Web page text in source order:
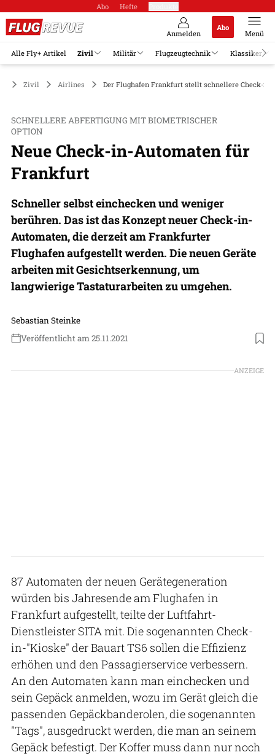
Abo Hefte
Anmelden
Abo
Menü
Alle Fly+ Artikel Zivil Militär Flugzeugtechnik Klassiker
Zivil Airlines Der Flughafen Frankfurt stellt schnellere Check-in-
SCHNELLERE ABFERTIGUNG MIT BIOMETRISCHER
OPTION
Neue Check-in-Automaten für
Frankfurt
Schneller selbst einchecken und weniger
berühren. Das ist das Konzept neuer Check-in-
Automaten, die derzeit am Frankfurter
Flughafen aufgestellt werden. Die neuen Geräte
arbeiten mit Gesichtserkennung, um
langwierige Tastaturarbeiten zu umgehen.
Sebastian Steinke
Veröffentlicht am 25.11.2021
Foto: SITA
ANZEIGE
87 Automaten der neuen Gerätegeneration
würden bis Jahresende am Flughafen in
Frankfurt aufgestellt, teilte der Luftfahrt-
Dienstleister SITA mit. Die sogenannten Check-
in-"Kioske" der Bauart TS6 sollen die Effizienz
erhöhen und den Passagierservice verbessern.
An den Automaten kann man einchecken und
sein Gepäck anmelden, wozu im Gerät gleich die
passenden Gepäckbanderolen, die sogenannten
"Tags", ausgedruckt werden, die man an seinem
Gepäck befestigt. Der Koffer muss dann nur noch